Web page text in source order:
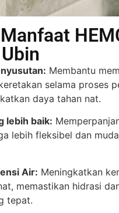
Membantu
selama proses
daya tahan nat.
lebih baik:
lebih fleksibel dan
Air: Meningkatkan
memastikan hidrasi
tepat.